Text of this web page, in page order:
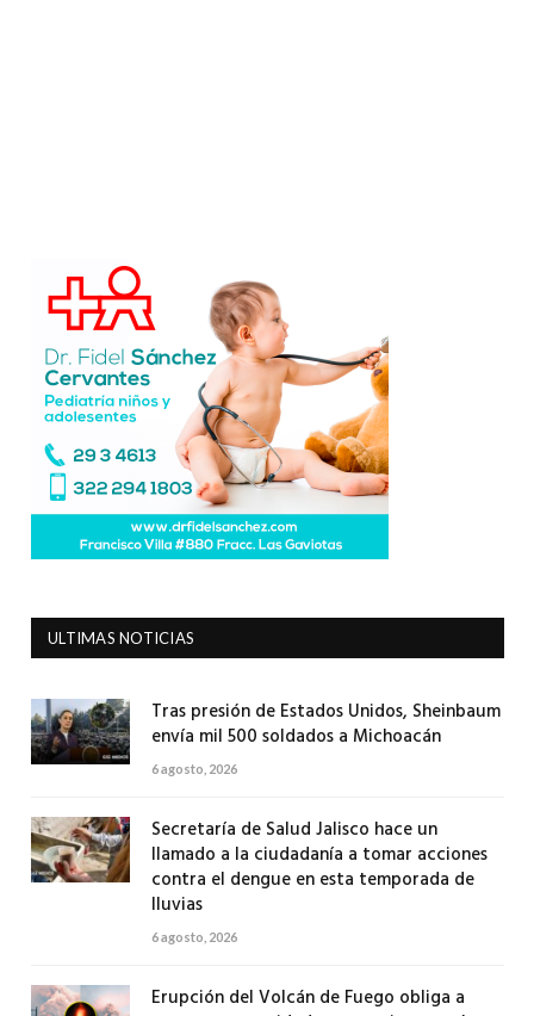
ULTIMAS NOTICIAS
Tras presión de Estados Unidos, Sheinbaum
envía mil 500 soldados a Michoacán
6 agosto, 2026
Secretaría de Salud Jalisco hace un
llamado a la ciudadanía a tomar acciones
contra el dengue en esta temporada de
lluvias
6 agosto, 2026
Erupción del Volcán de Fuego obliga a